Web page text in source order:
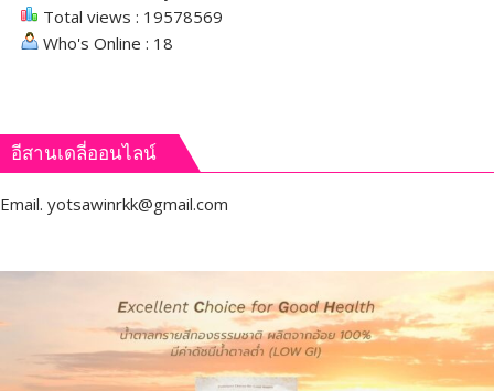
Total views : 19578569
Who's Online : 18
อีสานเดลี่ออนไลน์
Email. yotsawinrkk@gmail.com